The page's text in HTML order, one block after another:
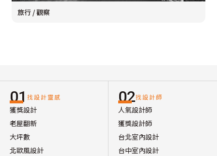
旅行 / 觀察
01 找設計靈感
獲獎設計
老屋翻新
大坪數
北歐風設計
02找設計師
人氣設計師
獲獎設計師
台北室內設計
台中室內設計